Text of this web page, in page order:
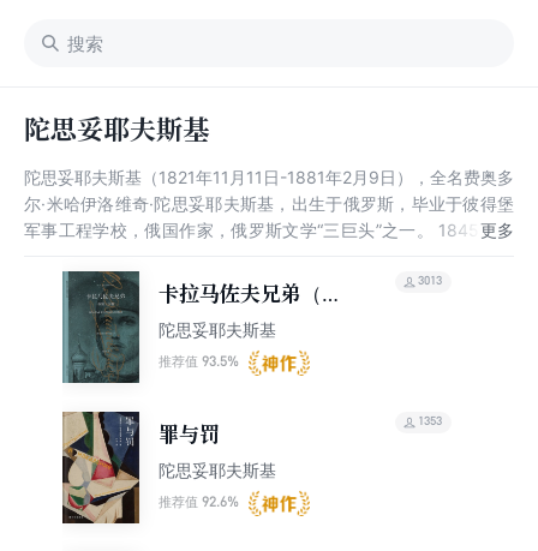
陀思妥耶夫斯基
陀思妥耶夫斯基（1821年11月11日-1881年2月9日），全名费奥多
尔·米哈伊洛维奇·陀思妥耶夫斯基，出生于俄罗斯，毕业于彼得堡
军事工程学校，俄国作家，俄罗斯文学“三巨头”之一。 1845年，
刊《彼得堡文集》上。1849年，因牵涉反对沙皇的革命活动而被
捕，后被改判流放西伯利亚。1854年，得到释放。1860年，返回
圣彼得堡。1861年，发表长篇小说《被侮辱与被损害的人》。
1866年，代表作《罪与罚》出版，赢得世界性声誉。1868年，完
成小说《白痴》。1872年，完成《群魔》，1880年，发表了《卡
拉马佐夫兄弟》。1881年，准备写作《卡拉马佐夫兄弟》第二
部；2月9日，去世，葬于圣彼得堡。
卡拉马佐夫兄弟（套
装上下册）（陀思妥
耶夫斯基文集2015）
陀思妥耶夫斯基
推荐值 93.5%
3013
罪与罚
陀思妥耶夫斯基
推荐值 92.6%
1353